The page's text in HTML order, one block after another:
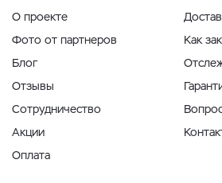
О проекте
Фото от партнеров
Блог
Отзывы
Сотрудничество
Акции
Оплата
Как